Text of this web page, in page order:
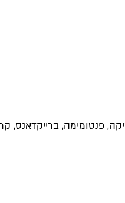
פנטומימה, ברייקדאנס,